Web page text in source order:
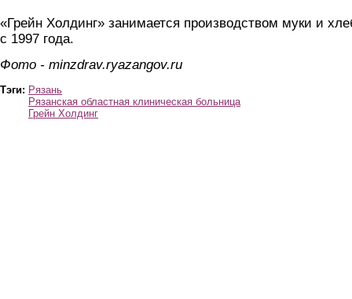
«Грейн Холдинг» занимается производством муки и
с 1997 года.
Фото - minzdrav.ryazangov.ru
Тэги: Рязань
Рязанская областная клиническая больница
Грейн Холдинг